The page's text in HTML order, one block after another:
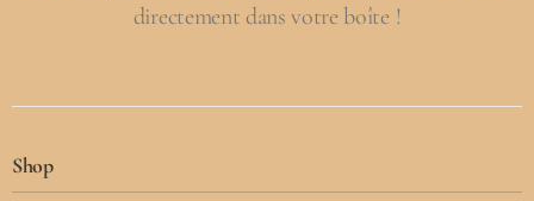
directement dans votre boîte !
Shop